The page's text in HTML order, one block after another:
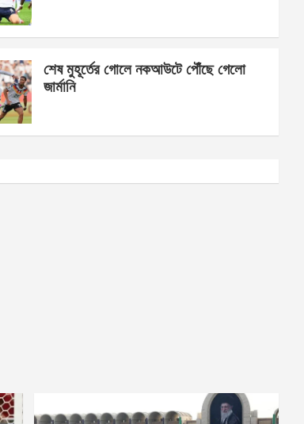
শেষ মুহূর্তের গোলে নকআউটে পৌঁছে গেলো
জার্মানি